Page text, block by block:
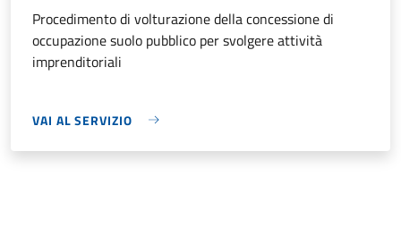
Procedimento di volturazione della concessione di
occupazione suolo pubblico per svolgere attività
imprenditoriali
VAI AL SERVIZIO